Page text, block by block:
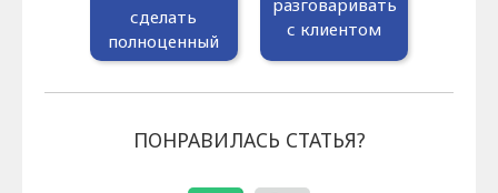
сделать
полноценный
с клиентом
ПОНРАВИЛАСЬ СТАТЬЯ?